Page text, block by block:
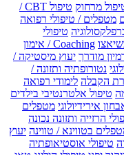
מרחוק
טיפול CBT /
מטפלים / טיפולי רפואה
טיפולי
Coaching / אימון
מודרך יעוץ מיסטיקה /
נטורופתיה ותזונה /
הקבלה לימודי רפואה
טיפול אלטרנטיבי בילדים
אירידיולוגי מטפלים
הרזייה ותזונה נכונה
בטווינא / טווינה יעוץ
טיפולי אוסטיאופתיה